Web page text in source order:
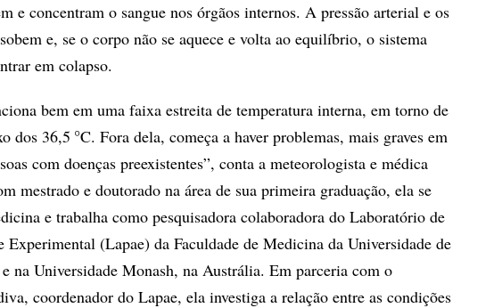
e concentram o sangue nos órgãos internos. A pressão arterial e os
e, se o corpo não se aquece e volta ao equilíbrio, o sistema
em colapso.
bem em uma faixa estreita de temperatura interna, em torno de
dos 36,5 °C. Fora dela, começa a haver problemas, mais graves em
com doenças preexistentes”, conta a meteorologista e médica
mestrado e doutorado na área de sua primeira graduação, ela se
e trabalha como pesquisadora colaboradora do Laboratório de
(Lapae) da Faculdade de Medicina da Universidade de
na Universidade Monash, na Austrália. Em parceria com o
coordenador do Lapae, ela investiga a relação entre as condições